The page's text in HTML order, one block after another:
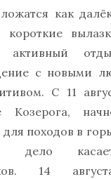
как
короткие
активный
с новыми
С 11
походов в
дело
14